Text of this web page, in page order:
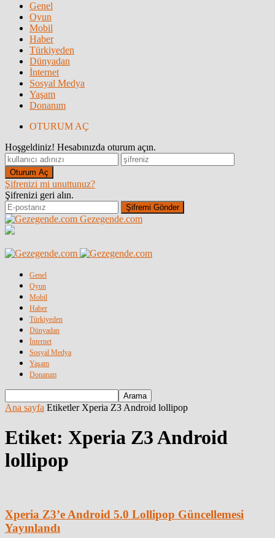
Genel
Oyun
Mobil
Haber
Türkiyeden
Dünyadan
İnternet
Sosyal Medya
Yaşam
Donanım
OTURUM AÇ
Hoşgeldiniz! Hesabınızda oturum açın.
Şifrenizi mi unuttunuz?
Şifrenizi geri alın.
Gezegende.com
Genel
Oyun
Mobil
Haber
Türkiyeden
Dünyadan
İnternet
Sosyal Medya
Yaşam
Donanım
Ana sayfa Etiketler Xperia Z3 Android lollipop
Etiket: Xperia Z3 Android
lollipop
Xperia Z3’e Android 5.0 Lollipop Güncellemesi
Yayınlandı